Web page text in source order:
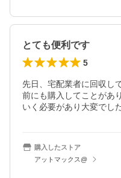
とても便利です
5
先日、宅配業者に回収し
前にも購入してことがあ
いく必要があり大変でし
購入したストア
アットマックス@